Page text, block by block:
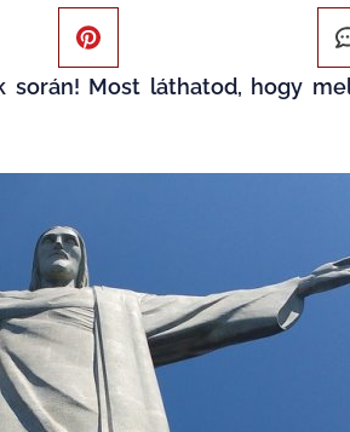
során! Most láthatod, hogy